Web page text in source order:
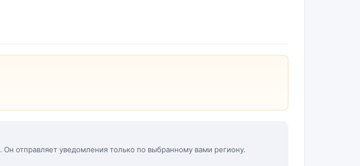
Он отправляет уведомления только по выбранному вами региону.